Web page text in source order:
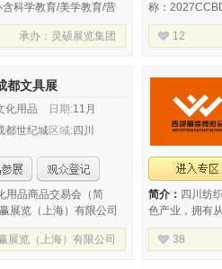
科学教育/美学教育/营
质教育全产业链发展平
承办： 灵硕展览集团
称：
17日在中国西
150000㎡展
12
markets
都文具展
化用品 日期:11月
都世纪城区域: 四川
用品商品交易会（简
展览（上海）有限公司
此次落地国家中心城
用品
展览（上海）有限公司
简介： 四川纺
色产业，拥有
计、服装生产
纺织服务业在
38